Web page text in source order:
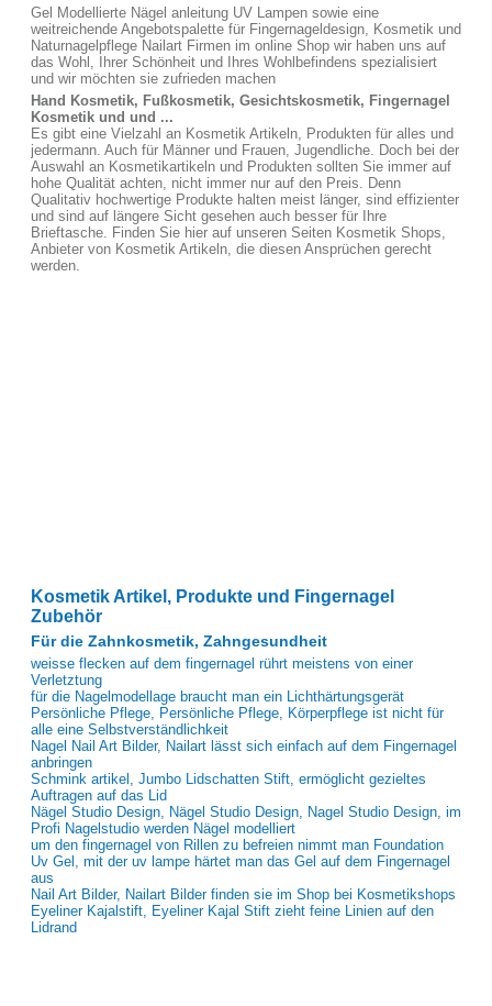
Gel Modellierte Nägel anleitung UV Lampen sowie eine
weitreichende Angebotspalette für Fingernageldesign, Kosmetik und
Naturnagelpflege Nailart Firmen im online Shop wir haben uns auf
das Wohl, Ihrer Schönheit und Ihres Wohlbefindens spezialisiert
und wir möchten sie zufrieden machen
Hand Kosmetik, Fußkosmetik, Gesichtskosmetik, Fingernagel
Kosmetik und und ...
Es gibt eine Vielzahl an Kosmetik Artikeln, Produkten für alles und
jedermann. Auch für Männer und Frauen, Jugendliche. Doch bei der
Auswahl an Kosmetikartikeln und Produkten sollten Sie immer auf
hohe Qualität achten, nicht immer nur auf den Preis. Denn
Qualitativ hochwertige Produkte halten meist länger, sind effizienter
und sind auf längere Sicht gesehen auch besser für Ihre
Brieftasche. Finden Sie hier auf unseren Seiten Kosmetik Shops,
Anbieter von Kosmetik Artikeln, die diesen Ansprüchen gerecht
werden.
Kosmetik Artikel, Produkte und Fingernagel
Zubehör
Für die Zahnkosmetik, Zahngesundheit
weisse flecken auf dem fingernagel rührt meistens von einer
Verletztung
für die Nagelmodellage braucht man ein Lichthärtungsgerät
Persönliche Pflege, Persönliche Pflege, Körperpflege ist nicht für
alle eine Selbstverständlichkeit
Nagel Nail Art Bilder, Nailart lässt sich einfach auf dem Fingernagel
anbringen
Schmink artikel, Jumbo Lidschatten Stift, ermöglicht gezieltes
Auftragen auf das Lid
Nägel Studio Design, Nägel Studio Design, Nagel Studio Design, im
Profi Nagelstudio werden Nägel modelliert
um den fingernagel von Rillen zu befreien nimmt man Foundation
Uv Gel, mit der uv lampe härtet man das Gel auf dem Fingernagel
aus
Nail Art Bilder, Nailart Bilder finden sie im Shop bei Kosmetikshops
Eyeliner Kajalstift, Eyeliner Kajal Stift zieht feine Linien auf den
Lidrand